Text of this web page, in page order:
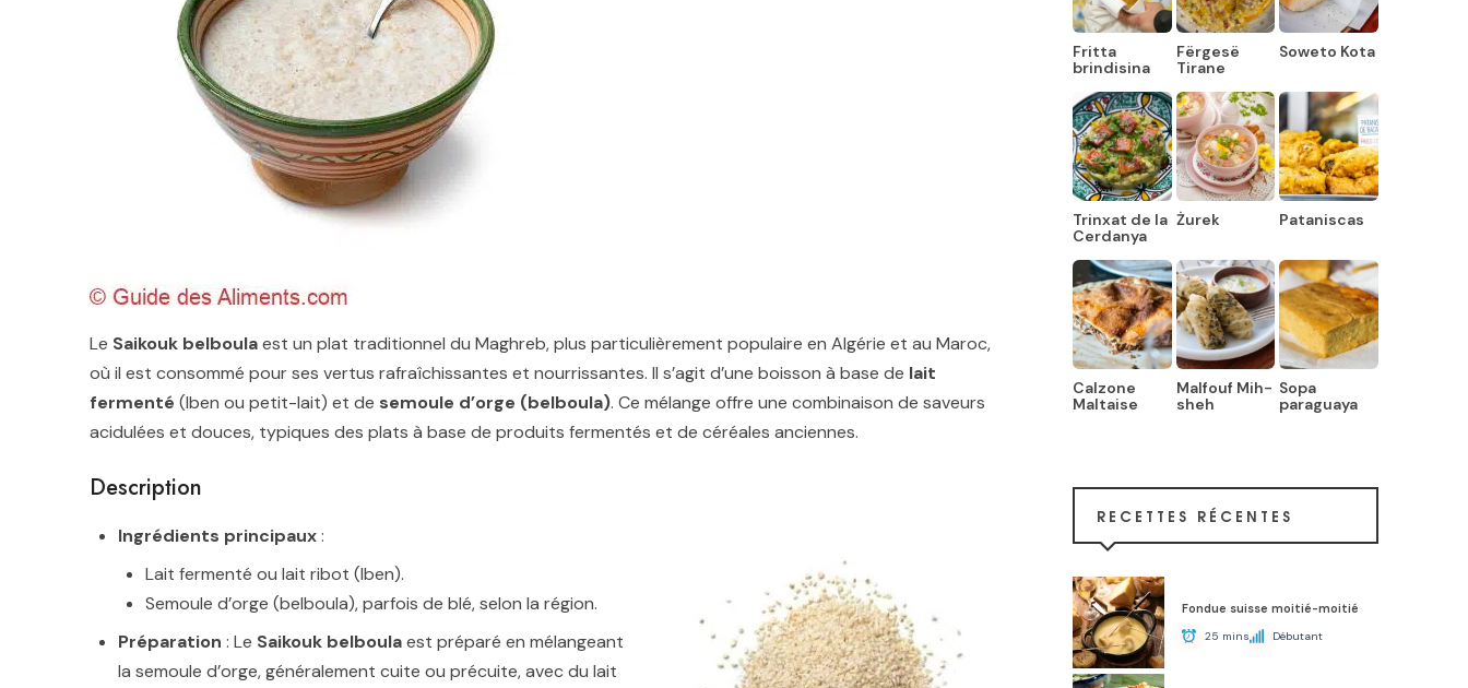
Le Saikouk belboulaest un plat traditionnel du Maghreb, plus particulièrement populaire en Algérie et au Maroc,
où il est consommé pour ses vertus rafraîchissantes et nourrissantes. Il s’agit d’une boisson à base de lait
fermenté (lben ou petit-lait) et de semoule d’orge (belboula). Ce mélange offre une combinaison de saveurs
acidulées et douces, typiques des plats à base de produits fermentés et de céréales anciennes.
Description
Ingrédients principaux:
Lait fermenté ou lait ribot (lben).
Semoule d’orge (belboula), parfois de blé, selon la région.
Préparation : Le Saikouk belboulaest préparé en mélangeant
la semoule d’orge, généralement cuite ou précuite, avec du lait
Fritta
brindisina
Fërgesë
Tirane
Soweto Kota
Trinxat de la
Cerdanya
Żurek Pataniscas
Calzone
Maltaise
Malfouf Mih-
sheh
Sopa
paraguaya
RECETTES RÉCENTES
Fondue suisse moitié-moitié
25 mins Débutant